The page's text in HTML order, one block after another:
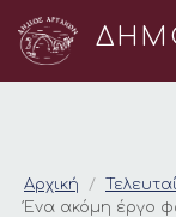
Ένα
Αρχική
Ένα ακόμη έργο